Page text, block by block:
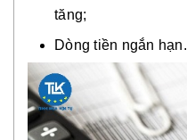
tăng;
Dòng tiền ngắn hạn.